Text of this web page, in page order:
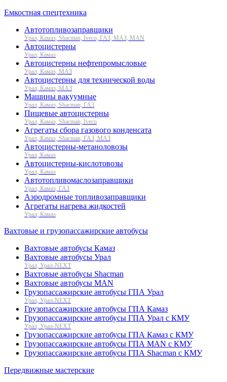
Емкостная спецтехника
Автотопливозаправщики
Урал, Камаз, Shacman, Iveco, ГАЗ, МАЗ, MAN
Автоцистерны
Урал, Камаз
Автоцистерны нефтепромысловые
Урал, Камаз, МАЗ
Автоцистерны для технической воды
Урал, Камаз, МАЗ
Машины вакуумные
Урал, Камаз, Shacman, ГАЗ
Пищевые автоцистерны
Урал, Камаз, Shacman, Iveco
Агрегаты сбора газового конденсата
Урал, Камаз, Shacman, ГАЗ, МАЗ
Автоцистерны-метаноловозы
Урал, Камаз
Автоцистерны-кислотовозы
Урал, Камаз
Автотопливомаслозаправщики
Урал, Камаз, ГАЗ
Аэродромные топливозаправщики
Агрегаты нагрева жидкостей
Урал, Камаз
Вахтовые и грузопассажирские автобусы
Вахтовые автобусы Камаз
Вахтовые автобусы Урал
Урал, Урал-NEXT
Вахтовые автобусы Shacman
Вахтовые автобусы MAN
Грузопассажирские автобусы ГПА Урал
Урал, Урал-NEXT
Грузопассажирские автобусы ГПА Камаз
Грузопассажирские автобусы ГПА Урал с КМУ
Урал, Урал-NEXT
Грузопассажирские автобусы ГПА Камаз с КМУ
Грузопассажирские автобусы ГПА MAN с КМУ
Грузопассажирские автобусы ГПА Shacman с КМУ
Передвижные мастерские